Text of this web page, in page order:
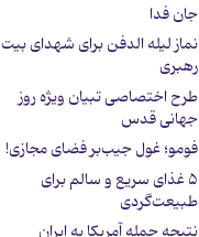
جان فدا
نماز لیله الدفن برای شهدای بیت
رهبری
طرح اختصاصی تبیان ویژه روز
جهانی قدس
فومو؛ غول جیب‌بر فضای مجازی!
۵ غذای سریع و سالم برای
طبیعت‌گردی
نتیجه حمله آمریکا به ایران